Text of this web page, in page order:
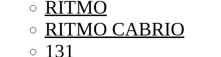
RITMO
RITMO CABRIO
131